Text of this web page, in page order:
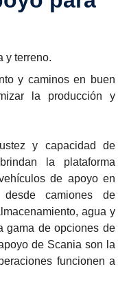
y terreno.
y caminos en buen
la producción y
y capacidad de
la plataforma
de apoyo en
camiones de
agua y
gama de opciones de
de Scania son la
funcionen a